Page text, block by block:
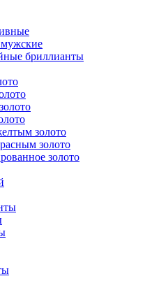
бриллианты
золото
золото
золото